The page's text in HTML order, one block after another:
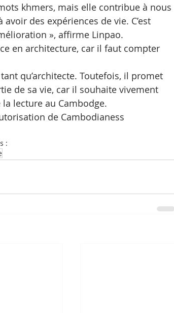
khmers, mais elle contribue à nous
des expériences de vie. C’est
», affirme Linpao.
en architecture, car il faut compter
qu’architecte. Toutefois, il promet
de sa vie, car il souhaite vivement
lecture au Cambodge.
de Cambodianess
: